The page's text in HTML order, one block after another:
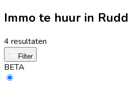
Immo te huur in
4 resultaten
Filter
BETA